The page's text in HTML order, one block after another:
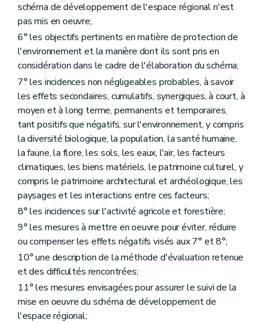
Chapitre XIV (De la forme des décisions prises, en matière de permis d'urbanisme, de permis d'urbanisation et de modifications de permis d'urbanisation et de permis de lotir, en application des articles
121
et
127
– AGW du 3 juin 2010, art. 3 )
Art. 387
Art. 388
Art. 388/1
Art. 388/2
Art. 388/3
Art. 388/4
Art. 388/5
Chapitre XV Des fonctionnaires délégués pour l'application des articles 67, 69, 70, 71 et 77 (lire « articles 155, §2, 157, 158, 159 et 165 »)
Art. 389
Chapitre XVI (Des fonctionnaires délégués pour l'application de l'article 3, alinéa 2
Art. 390
Chapitre XVII Du règlement général sur les bâtisses applicable aux zones protégées de certaines communes en matière d'urbanisme
Art. 393
Art. 394
Art. 395
Art. 396
Art. 397
Art. 399
Art. 400
Art. 401
schéma de développement de l'espace régional n'est
pas mis en oeuvre;
6° les objectifs pertinents en matière de protection de
l'environnement et la manière dont ils sont pris en
considération dans le cadre de l'élaboration du schéma;
7° les incidences non négligeables probables, à savoir
les effets secondaires, cumulatifs, synergiques, à court, à
moyen et à long terme, permanents et temporaires,
tant positifs que négatifs, sur l'environnement, y compris
la diversité biologique, la population, la santé humaine,
la faune, la flore, les sols, les eaux, l'air, les facteurs
climatiques, les biens matériels, le patrimoine culturel, y
compris le patrimoine architectural et archéologique, les
paysages et les interactions entre ces facteurs;
8° les incidences sur l'activité agricole et forestière;
9° les mesures à mettre en oeuvre pour éviter, réduire
ou compenser les effets négatifs visés aux 7° et 8°;
10° une description de la méthode d'évaluation retenue
et des difficultés rencontrées;
11° les mesures envisagées pour assurer le suivi de la
mise en oeuvre du schéma de développement de
l'espace régional;